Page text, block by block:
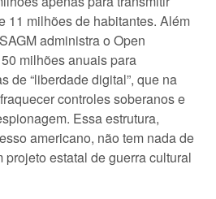
11 milhões de habitantes. Além
administra o Open
milhões anuais para
de “liberdade digital”, que na
controles soberanos e
Essa estrutura,
americano, não tem nada de
projeto estatal de guerra cultural